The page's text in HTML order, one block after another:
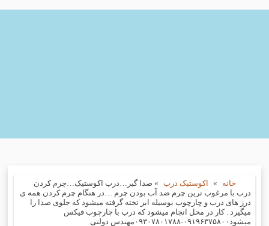
خانه » اکوستیک درب » صدا گیر…درب اکوستیک…چرم کردن
درب با مرغوب ترین چرم ضد آب بودن چرم …در هنگام چرم کردن همه ی
درز های درب و چارچوب بوسیله ابر تخته گرفته میشود که جلوی صدا را
میگیرد . کار در محل انجام میشود که درب با چارچوب فیکس
میشود۰۹۱۹۶۳۷۵۸۰۰-۰۹۳۰۷۸۰۱۷۸۸مهندس دولتی